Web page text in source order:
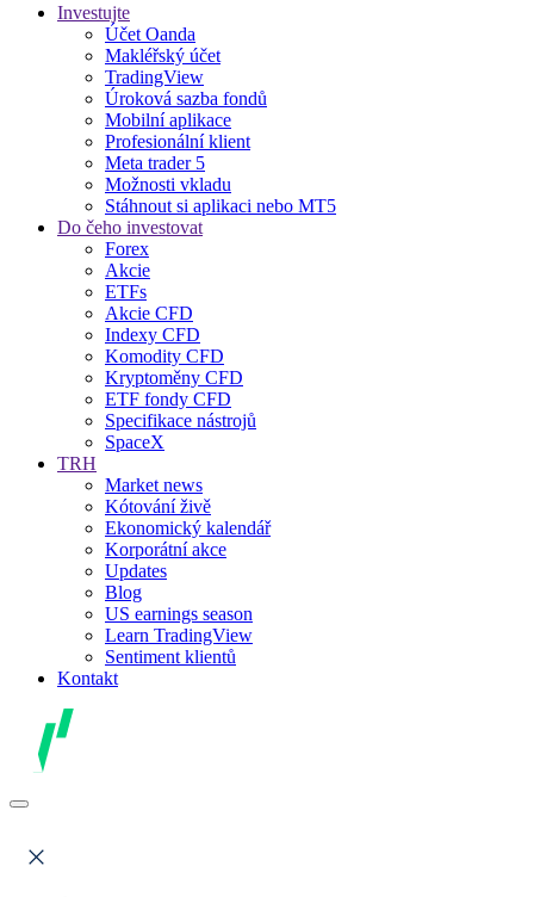
Investujte
Účet Oanda
Makléřský účet
TradingView
Úroková sazba fondů
Mobilní aplikace
Profesionální klient
Meta trader 5
Možnosti vkladu
Stáhnout si aplikaci nebo MT5
Do čeho investovat
Forex
Akcie
ETFs
Akcie CFD
Indexy CFD
Komodity CFD
Kryptoměny CFD
ETF fondy CFD
Specifikace nástrojů
SpaceX
TRH
Market news
Kótování živě
Ekonomický kalendář
Korporátní akce
Updates
Blog
US earnings season
Learn TradingView
Sentiment klientů
Kontakt